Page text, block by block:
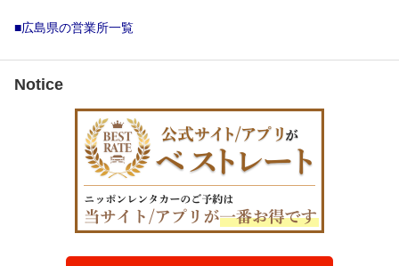
■広島県の営業所一覧
Notice